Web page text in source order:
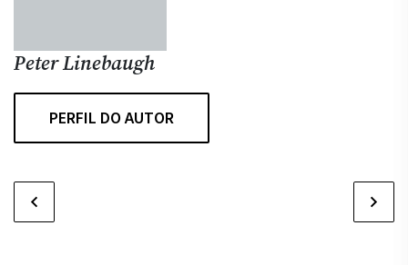
Peter Linebaugh
PERFIL DO AUTOR